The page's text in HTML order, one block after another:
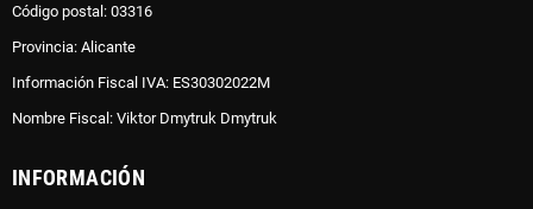
Código postal: 03316
Provincia: Alicante
Información Fiscal IVA: ES30302022M
Nombre Fiscal: Viktor Dmytruk Dmytruk
INFORMACIÓN